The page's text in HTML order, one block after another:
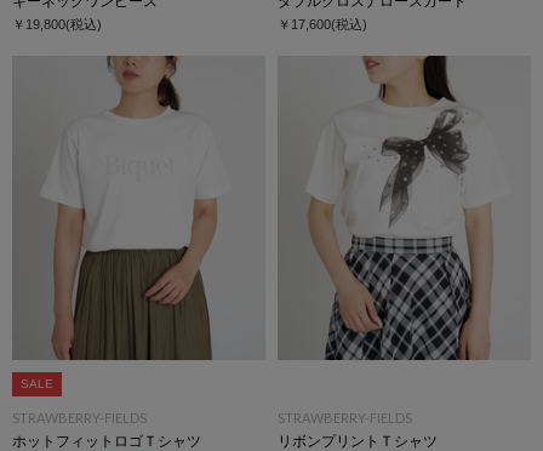
￥19,800(税込) ￥17,600(税込)
SALE
STRAWBERRY-FIELDS
ホットフィットロゴＴシャツ
STRAWBERRY-FIELDS
リボンプリントＴシャツ